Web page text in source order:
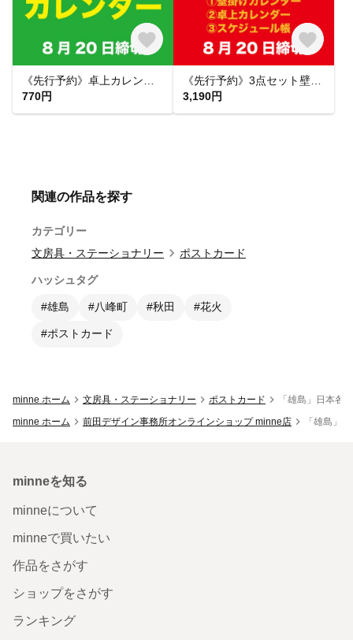
770円
3,190円
関連の作品を探す
カテゴリー
文房具・ステーショナリー
ポストカード
ハッシュタグ
#雄島 #八峰町 #秋田 #花火
#ポストカード
minne ホーム 文房具・ステーショナリー ポストカード
「雄島」日本各
minne ホーム
前田デザイン事務所オンラインショップ minne店 「雄島」
minneを知る
minneについて
minneで買いたい
作品をさがす
ショップをさがす
ランキング